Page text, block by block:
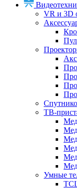
VR и 3D
ТВ-
Умные